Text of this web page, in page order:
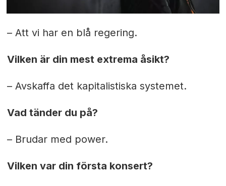
– Att vi har en blå regering.
Vilken är din mest extrema åsikt?
– Avskaffa det kapitalistiska systemet.
Vad tänder du på?
– Brudar med power.
Vilken var din första konsert?